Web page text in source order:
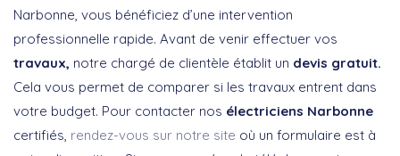
Narbonne, vous bénéficiez d’une intervention
professionnelle rapide. Avant de venir effectuer vos
travaux, notre chargé de clientèle établit un devis gratuit.
Cela vous permet de comparer si les travaux entrent dans
votre budget. Pour contacter nos électriciens Narbonne
certifiés, rendez-vous sur notre site où un formulaire est à